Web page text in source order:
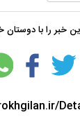
خبر را با دوستان